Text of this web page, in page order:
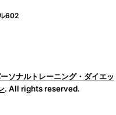
602
ソナルトレーニング・ダイエッ
. All rights reserved.